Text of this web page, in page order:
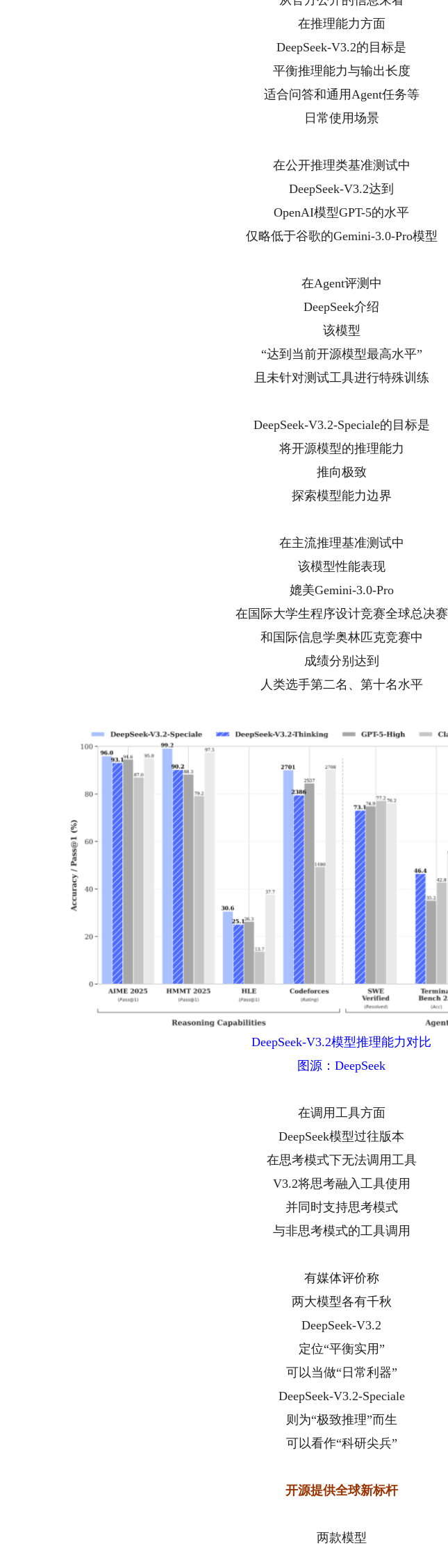
在推理能力方面
DeepSeek-V3.2的目标是
平衡推理能力与输出长度
适合问答和通用Agent任务等
日常使用场景
在公开推理类基准测试中
DeepSeek-V3.2达到
OpenAI模型GPT-5的水平
仅略低于谷歌的Gemini-3.0-Pro模型
在Agent评测中
DeepSeek介绍
该模型
“达到当前开源模型最高水平”
且未针对测试工具进行特殊训练
DeepSeek-V3.2-Speciale的目标是
将开源模型的推理能力
推向极致
探索模型能力边界
在主流推理基准测试中
该模型性能表现
媲美Gemini-3.0-Pro
在国际大学生程序设计竞赛全球总决赛
和国际信息学奥林匹克竞赛中
成绩分别达到
人类选手第二名、第十名水平
DeepSeek-V3.2模型推理能力对比
图源：DeepSeek
在调用工具方面
DeepSeek模型过往版本
在思考模式下无法调用工具
V3.2将思考融入工具使用
并同时支持思考模式
与非思考模式的工具调用
有媒体评价称
两大模型各有千秋
DeepSeek-V3.2
定位“平衡实用”
可以当做“日常利器”
DeepSeek-V3.2-Speciale
则为“极致推理”而生
可以看作“科研尖兵”
开源提供全球新标杆
两款模型